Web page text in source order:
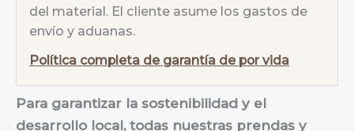
del material. El cliente asume los gastos de
envío y aduanas.
Política completa de garantía de por vida
Para garantizar la sostenibilidad y el
desarrollo local, todas nuestras prendas y